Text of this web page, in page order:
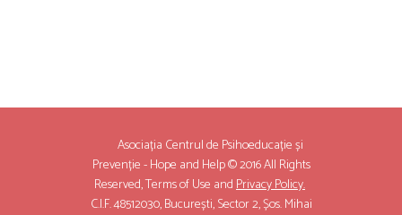
Asociația Centrul de Psihoeducație și
Prevenție - Hope and Help © 2016 All Rights
Reserved,Terms of Use andPrivacy Policy.
C.I.F. 48512030, București, Sector 2, Șos. Mihai